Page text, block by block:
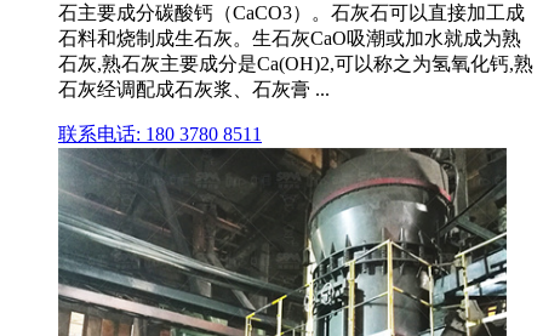
石主要成分碳酸钙（CaCO3）。石灰石可以直接加工成
石料和烧制成生石灰。生石灰CaO吸潮或加水就成为熟
石灰,熟石灰主要成分是Ca(OH)2,可以称之为氢氧化钙,熟
石灰经调配成石灰浆、石灰膏 ...
联系电话: 180 3780 8511